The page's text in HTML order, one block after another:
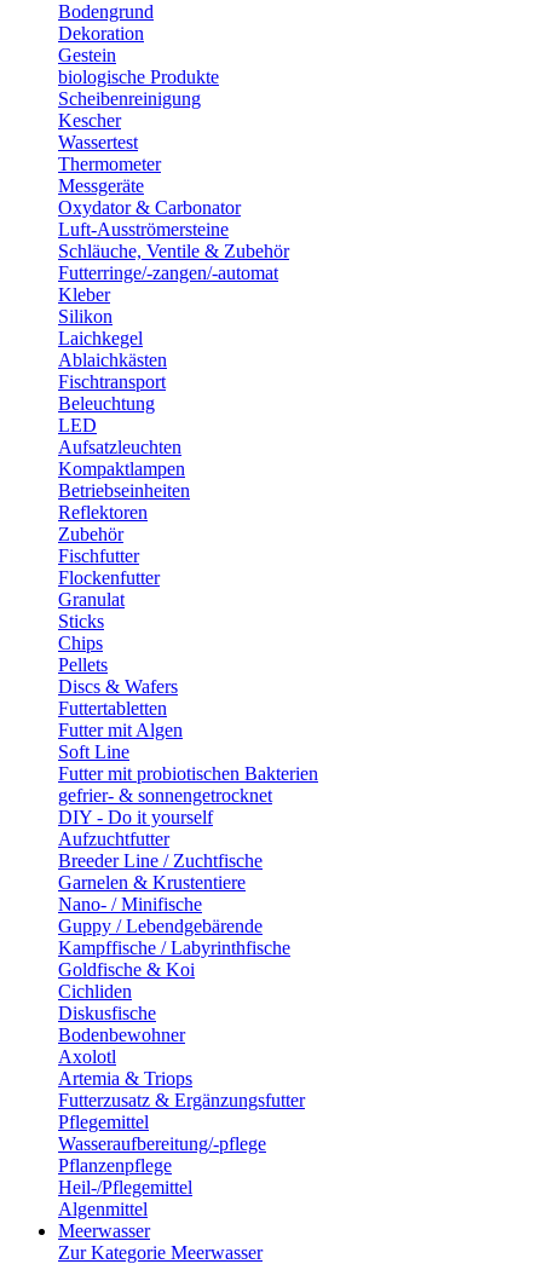
Bodengrund
Dekoration
Gestein
biologische Produkte
Scheibenreinigung
Kescher
Wassertest
Thermometer
Messgeräte
Oxydator & Carbonator
Luft-Ausströmersteine
Schläuche, Ventile & Zubehör
Futterringe/-zangen/-automat
Kleber
Silikon
Laichkegel
Ablaichkästen
Fischtransport
Beleuchtung
LED
Aufsatzleuchten
Kompaktlampen
Betriebseinheiten
Reflektoren
Zubehör
Fischfutter
Flockenfutter
Granulat
Sticks
Chips
Pellets
Discs & Wafers
Futtertabletten
Futter mit Algen
Soft Line
Futter mit probiotischen Bakterien
gefrier- & sonnengetrocknet
DIY - Do it yourself
Aufzuchtfutter
Breeder Line / Zuchtfische
Garnelen & Krustentiere
Nano- / Minifische
Guppy / Lebendgebärende
Kampffische / Labyrinthfische
Goldfische & Koi
Cichliden
Diskusfische
Bodenbewohner
Axolotl
Artemia & Triops
Futterzusatz & Ergänzungsfutter
Pflegemittel
Wasseraufbereitung/-pflege
Pflanzenpflege
Heil-/Pflegemittel
Algenmittel
Meerwasser
Zur Kategorie Meerwasser